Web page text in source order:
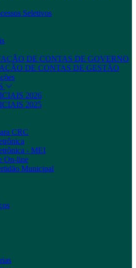
Seletivos
DE CONTAS DE GOVERNO
DE CONTAS DE GESTÃO
2026
2025
CRC
- MEI
On-line
Municipal